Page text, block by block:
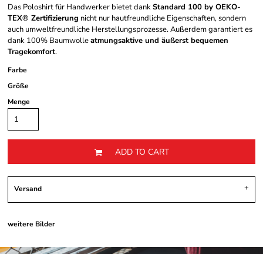
Das Poloshirt für Handwerker bietet dankStandard 100 by OEKO-
TEX® Zertifizierung nicht nur hautfreundliche Eigenschaften, sondern
auch umweltfreundliche Herstellungsprozesse. Außerdem garantiert es
dank 100% Baumwolleatmungsaktive und äußerst bequemen
Tragekomfort.
Farbe
Größe
Menge
ADD TO CART
Versand
weitere Bilder